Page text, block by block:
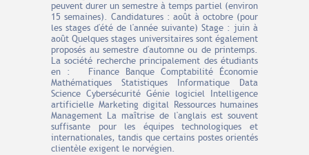
peuvent durer un semestre à temps partiel (environ
15 semaines). Candidatures : août à octobre (pour
les stages d'été de l'année suivante) Stage : juin à
août Quelques stages universitaires sont également
proposés au semestre d'automne ou de printemps.
La société recherche principalement des étudiants
en : Finance Banque Comptabilité Économie
Mathématiques Statistiques Informatique Data
Science Cybersécurité Génie logiciel Intelligence
artificielle Marketing digital Ressources humaines
Management La maîtrise de l'anglais est souvent
suffisante pour les équipes technologiques et
internationales, tandis que certains postes orientés
clientèle exigent le norvégien.